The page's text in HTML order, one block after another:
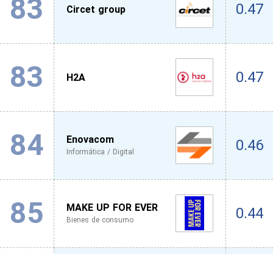
83 Circet group 0.47
83 H2A 0.47
84 Enovacom
Informática / Digital 0.46
85 MAKE UP FOR EVER
Bienes de consumo 0.44